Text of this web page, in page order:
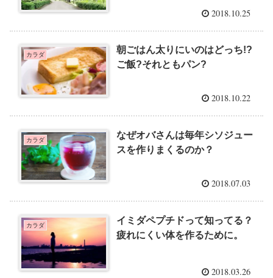
2018.10.25
カラダ
朝ごはん太りにいのはどっち!?
ご飯?それともパン?
2018.10.22
カラダ
なぜオバさんは毎年シソジュー
スを作りまくるのか？
2018.07.03
カラダ
イミダペプチドって知ってる？
疲れにくい体を作るために。
2018.03.26